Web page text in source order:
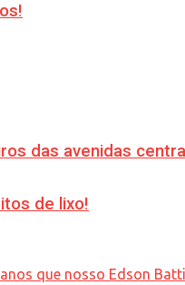
das avenidas
de lixo!